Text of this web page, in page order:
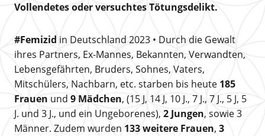
Vollendetes oder versuchtes Tötungsdelikt.
#Femizid in Deutschland 2023 • Durch die Gewalt
ihres Partners, Ex-Mannes, Bekannten, Verwandten,
Lebensgefährten, Bruders, Sohnes, Vaters,
Mitschülers, Nachbarn, etc. starben bis heute 185
Frauen und 9 Mädchen, (15 J, 14 J, 10 J., 7 J., 7 J., 5 J, 5
J. und 3 J., und ein Ungeborenes), 2 Jungen, sowie 3
Männer. Zudem wurden 133 weitere Frauen, 3